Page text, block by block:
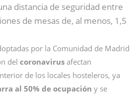
distancia de seguridad entre
de mesas de, al menos, 1,5
por la Comunidad de Madrid
del coronavirus afectan
de los locales hosteleros, ya
al 50% de ocupación y se